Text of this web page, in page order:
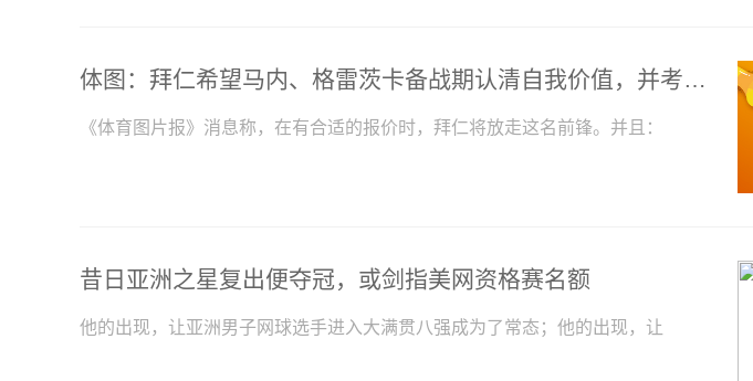
体图：拜仁希望马内、格雷茨卡备战期认清自我价值，并考虑离队
《体育图片报》消息称，在有合适的报价时，拜仁将放走这名前锋。并且：
昔日亚洲之星复出便夺冠，或剑指美网资格赛名额
他的出现，让亚洲男子网球选手进入大满贯八强成为了常态；他的出现，让